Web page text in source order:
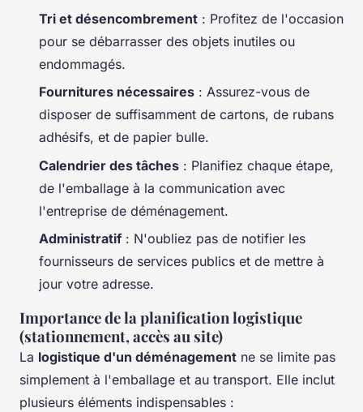
Tri et désencombrement : Profitez de l'occasion
pour se débarrasser des objets inutiles ou
endommagés.
Fournitures nécessaires : Assurez-vous de
disposer de suffisamment de cartons, de rubans
adhésifs, et de papier bulle.
Calendrier des tâches : Planifiez chaque étape,
de l'emballage à la communication avec
l'entreprise de déménagement.
Administratif : N'oubliez pas de notifier les
fournisseurs de services publics et de mettre à
jour votre adresse.
Importance de la planification logistique
(stationnement, accès au site)
La logistique d'un déménagement ne se limite pas
simplement à l'emballage et au transport. Elle inclut
plusieurs éléments indispensables :